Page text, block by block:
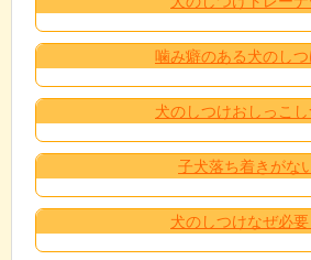
噛み癖のある犬のし
犬のしつけおしっこ
子犬落ち着きがな
犬のしつけなぜ必要